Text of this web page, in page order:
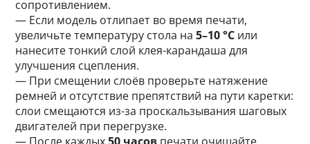
сопротивлением.
— Если модель отлипает во время печати,
увеличьте температуру стола на5–10 °C или
нанесите тонкий слой клея-карандаша для
улучшения сцепления.
— При смещении слоёв проверьте натяжение
ремней и отсутствие препятствий на пути каретки:
слои смещаются из-за проскальзывания шаговых
двигателей при перегрузке.